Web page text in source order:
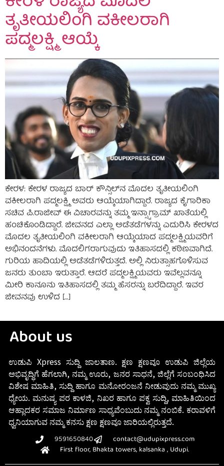
ತೃತೀಯಲಿಂಗಿ ವಕೀಲರಾಗಿ
ಪದ್ಮಲಕ್ಷ್ಮಿ ಆಯ್ಕೆ
ಕೇರಳ: ಕೇರಳ ರಾಜ್ಯದ ಬಾರ್ ಕೌನ್ಸಿಲ್‌ನ ಮೊದಲ ತೃತೀಯಲಿಂಗಿ
ವಕೀಲರಾಗಿ ಪದ್ಮಲಕ್ಷ್ಮಿ ಅವರು ಆಯ್ಕೆಯಾಗಿದ್ದಾರೆ. ರಾಜ್ಯದ ಕೈಗಾರಿಕಾ
ಸಚಿವ ಪಿ.ರಾಜೀವ್ ಈ ವಿಚಾರವನ್ನು ತಮ್ಮ ಇನ್ಸ್ಟಾಗ್ರಾಮ್ ಖಾತೆಯಲ್ಲಿ
ಹಂಚಿಕೊಂಡಿದ್ದಾರೆ. ಜೀವನದ ಎಲ್ಲಾ ಅಡೆತಡೆಗಳನ್ನು ಎದುರಿಸಿ ಕೇರಳದ
ಮೊದಲ ತೃತೀಯಲಿಂಗಿ ವಕೀಲರಾಗಿ ಆಯ್ಕೆಯಾದ ಪದ್ಮಲಕ್ಷ್ಮಿಯವರಿಗೆ
ಅಭಿನಂದನೆಗಳು. ಮೊದಲಿಗರಾಗುವುದು ಇತಿಹಾಸದಲ್ಲಿ ಕಠಿಣವಾಗಿದೆ.
ಗುರಿಯ ಹಾದಿಯಲ್ಲಿ ಅಡೆತಡೆಗಳಿರುತ್ತದೆ. ಅಲ್ಲಿ ನಿರುತ್ಸಾಹಗೊಳಿಸುವ
ಜನರು ತುಂಬಾ ಇರುತ್ತಾರೆ. ಆದರೆ ಪದ್ಮಲಕ್ಷ್ಮಿಯವರು ಇವೆಲ್ಲವನ್ನೂ
ಮೀರಿ ಕಾನೂನು ಇತಿಹಾಸದಲ್ಲಿ ತಮ್ಮ ಹೆಸರನ್ನು ಬರೆದಿದ್ದಾರೆ. ಇವರ
ಜೀವನವು ಉಳಿದ […]
About us
ಉಡುಪಿ Xpress ಸುದ್ದಿ ಜಾಲತಾಣ. ಕ್ಷಣ ಕ್ಷಣವೂ ಉಡುಪಿ ಜಿಲ್ಲೆಯ
ಅಭಿವೃದ್ಧಿಗೆ ಹೆಗಲಾಗಿ, ನಮ್ಮ ಊರು, ಜನರ ಸಾಧನೆ, ಜಿಲ್ಲೆಗೆ ಸಂಬಂಧಿಸಿದ
ವಿಶೇಷ ಮಾಹಿತಿ, ಸುದ್ದಿ ಹಾಗೂ ಮನೋರಂಜನೆ ನೀಡುವುದು ನಮ್ಮ ಮುಖ್ಯ
ಧ್ಯೇಯ. ಮನುಷ್ಯ ಪರ ಕಾಳಜಿ, ನಿಖರ ಹಾಗೂ ಪಕ್ವ ಸುದ್ದಿ, ಮಾಹಿತಿಯಿಂದ
ಆಹ್ಲಾದಕರ ಸಮಾಜ ನಿರ್ಮಾಣ ಸಾಧ್ಯವೆಂಬುದು ನಮ್ಮ ನಂಬಿಕೆ. ಕರಾವಳಿಗೆ
ಧ್ವನಿಯಾಗುವ ನಮ್ಮ ಕನಸು ಕ್ಷಣ ಕ್ಷಣವೂ ಜಾರಿಯಲ್ಲಿರುತ್ತದೆ.
9591650840
contact@udupixpress.com
First floor, Bhakta towers, kalsanka , Udupi.